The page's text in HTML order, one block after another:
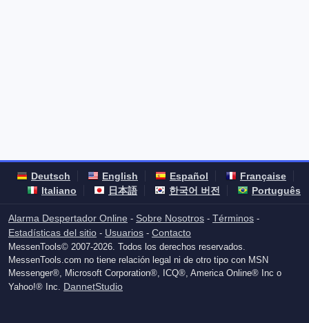
Deutsch English Español
Française
Italiano
日本語 한국어 버전 Português
Alarma Despertador Online - Sobre Nosotros - Términos -
Estadísticas del sitio - Usuarios - Contacto
MessenTools© 2007-2026. Todos los derechos reservados.
MessenTools.com no tiene relación legal ni de otro tipo con MSN
Messenger®, Microsoft Corporation®, ICQ®, America Online® Inc o
Yahoo!® Inc. DannetStudio